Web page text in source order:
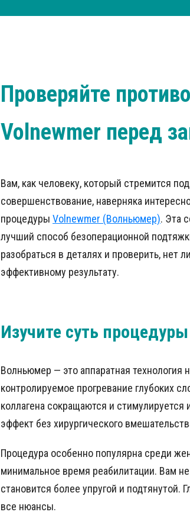
Проверяйте
Volnewmer перед
Вам, как человеку, который стремится
совершенствование, наверняка
процедуры Volnewmer (Волньюмер). Эта
лучший способ безоперационной
разобраться в деталях и проверить, нет
эффективному результату.
Изучите суть
Волньюмер — это аппаратная технология
контролируемое прогревание глубоких
коллагена сокращаются и
эффект без хирургического
Процедура особенно популярна среди
минимальное время реабилитации. Вам
становится более упругой и подтянутой.
все нюансы.